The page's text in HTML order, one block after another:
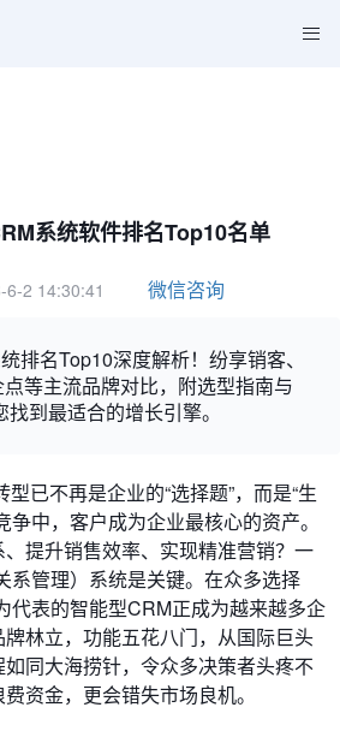
系统软件排名Top10名单
6-2 14:30:41 微信咨询
排名Top10深度解析！纷享销客、
等主流品牌对比，附选型指南与
到最适合的增长引擎。
已不再是企业的“选择题”，而是“生
争中，客户成为企业最核心的资产。
提升销售效率、实现精准营销？一
系管理）系统是关键。在众多选择
代表的智能型CRM正成为越来越多企
林立，功能五花八门，从国际巨头
同大海捞针，令众多决策者头疼不
资金，更会错失市场良机。